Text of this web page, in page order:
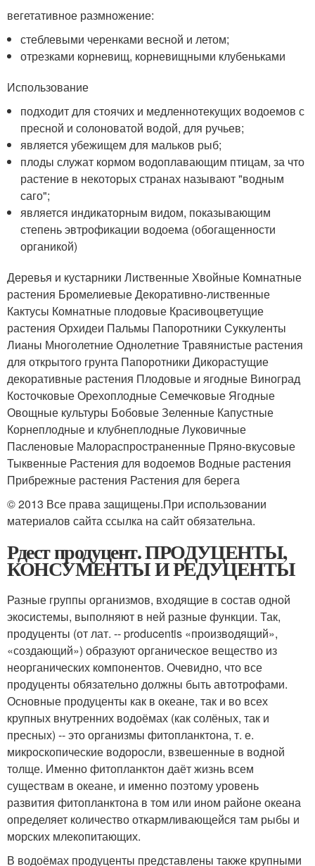
вегетативное размножение:
стеблевыми черенками весной и летом;
отрезками корневищ, корневищными клубеньками
Использование
подходит для стоячих и медленнотекущих водоемов с
пресной и солоноватой водой, для ручьев;
является убежищем для мальков рыб;
плоды служат кормом водоплавающим птицам, за что
растение в некоторых странах называют "водным
саго";
является индикаторным видом, показывающим
степень эвтрофикации водоема (обогащенности
органикой)
Деревья и кустарники Лиственные Хвойные Комнатные
растения Бромелиевые Декоративно-лиственные
Кактусы Комнатные плодовые Красивоцветущие
растения Орхидеи Пальмы Папоротники Суккуленты
Лианы Многолетние Однолетние Травянистые растения
для открытого грунта Папоротники Дикорастущие
декоративные растения Плодовые и ягодные Виноград
Косточковые Орехоплодные Семечковые Ягодные
Овощные культуры Бобовые Зеленные Капустные
Корнеплодные и клубнеплодные Луковичные
Пасленовые Малораспространенные Пряно-вкусовые
Тыквенные Растения для водоемов Водные растения
Прибрежные растения Растения для берега
© 2013 Все права защищены.При использовании
материалов сайта ссылка на сайт обязательна.
Рдест продуцент. ПРОДУЦЕНТЫ,
КОНСУМЕНТЫ И РЕДУЦЕНТЫ
Разные группы организмов, входящие в состав одной
экосистемы, выполняют в ней разные функции. Так,
продуценты (от лат. -- producentis «производящий»,
«создающий») образуют органическое вещество из
неорганических компонентов. Очевидно, что все
продуценты обязательно должны быть автотрофами.
Основные продуценты как в океане, так и во всех
крупных внутренних водоёмах (как солёных, так и
пресных) -- это организмы фитопланктона, т. е.
микроскопические водоросли, взвешенные в водной
толще. Именно фитопланктон даёт жизнь всем
существам в океане, и именно поэтому уровень
развития фитопланктона в том или ином районе океана
определяет количество откармливающейся там рыбы и
морских млекопитающих.
В водоёмах продуценты представлены также крупными